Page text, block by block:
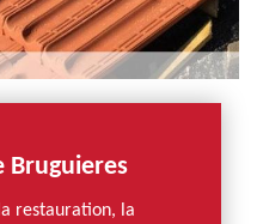
Bruguieres
restauration, la